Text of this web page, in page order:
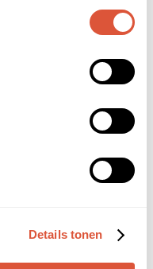
Details tonen